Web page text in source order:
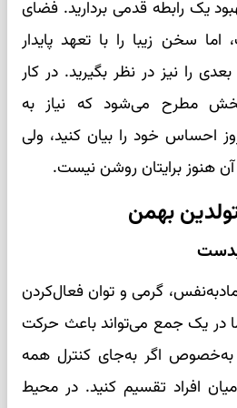
یک رابطه قدمی بردارید. فضای
اما سخن زیبا را با تعهد پایدار
را نیز در نظر بگیرید. در کار
مطرح می‌شود که نیاز به
احساس خود را بیان کنید، ولی
هنوز برایتان روشن نیست.
بهمن
گرمی و توان فعال‌کردن
در یک جمع می‌تواند باعث حرکت
به‌خصوص اگر به‌جای کنترل همه
افراد تقسیم کنید. در محیط